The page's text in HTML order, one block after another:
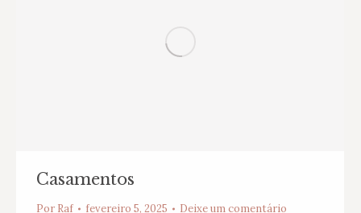
Casamentos
Por Raf fevereiro 5, 2025 Deixe um comentário